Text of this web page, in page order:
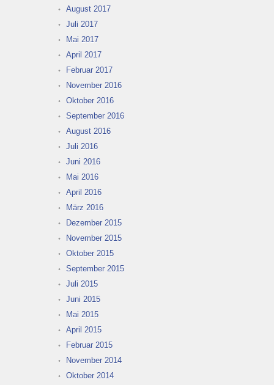
August 2017
Juli 2017
Mai 2017
April 2017
Februar 2017
November 2016
Oktober 2016
September 2016
August 2016
Juli 2016
Juni 2016
Mai 2016
April 2016
März 2016
Dezember 2015
November 2015
Oktober 2015
September 2015
Juli 2015
Juni 2015
Mai 2015
April 2015
Februar 2015
November 2014
Oktober 2014